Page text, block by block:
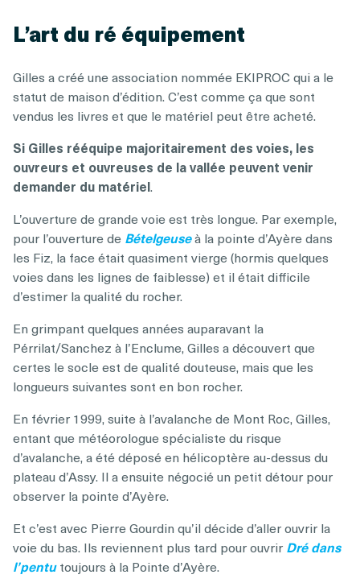
L’art du ré équipement
Gilles a créé une association nommée EKIPROC qui a le
statut de maison d’édition. C’est comme ça que sont
vendus les livres et que le matériel peut être acheté.
Si Gilles rééquipe majoritairement des voies, les
ouvreurs et ouvreuses de la vallée peuvent venir
demander du matériel.
L’ouverture de grande voie est très longue. Par exemple,
pour l’ouverture de Bételgeuseà la pointe d’Ayère dans
les Fiz, la face était quasiment vierge (hormis quelques
voies dans les lignes de faiblesse) et il était difficile
d’estimer la qualité du rocher.
En grimpant quelques années auparavant la
Pérrilat/Sanchez à l’Enclume, Gilles a découvert que
certes le socle est de qualité douteuse, mais que les
longueurs suivantes sont en bon rocher.
En février 1999, suite à l’avalanche de Mont Roc, Gilles,
entant que météorologue spécialiste du risque
d’avalanche, a été déposé en hélicoptère au-dessus du
plateau d’Assy. Il a ensuite négocié un petit détour pour
observer la pointe d’Ayère.
Et c’est avec Pierre Gourdin qu’il décide d’aller ouvrir la
voie du bas. Ils reviennent plus tard pour ouvrir Dré dans
l’pentutoujours à la Pointe d’Ayère.